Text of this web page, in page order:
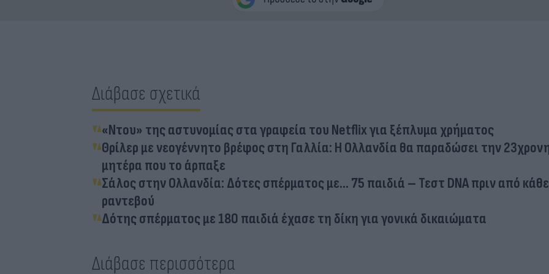
Διάβασε σχετικά
«Ντου» της αστυνομίας στα γραφεία του Netflix για ξέπλυμα χρήματος
Θρίλερ με νεογέννητο βρέφος στη Γαλλία: Η Ολλανδία θα παραδώσει την
μητέρα που το άρπαξε
Σάλος στην Ολλανδία: Δότες σπέρματος με... 75 παιδιά – Τεστ DNA πριν από κάθε
ραντεβού
Δότης σπέρματος με 180 παιδιά έχασε τη δίκη για γονικά δικαιώματα
Διάβασε περισσότερα